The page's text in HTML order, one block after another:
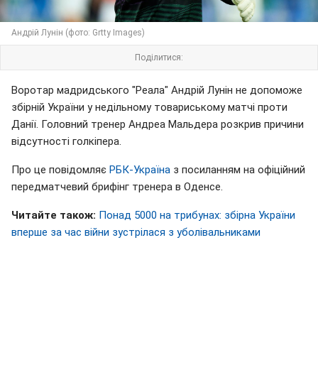
Андрій Лунін (фото: Grtty Images)
Поділитися:
Воротар мадридського "Реала" Андрій Лунін не допоможе
збірній України у недільному товариському матчі проти
Данії. Головний тренер Андреа Мальдера розкрив причини
відсутності голкіпера.
Про це повідомляє РБК-Україна з посиланням на офіційний
передматчевий брифінг тренера в Оденсе.
Читайте також: Понад 5000 на трибунах: збірна України
вперше за час війни зустрілася з уболівальниками